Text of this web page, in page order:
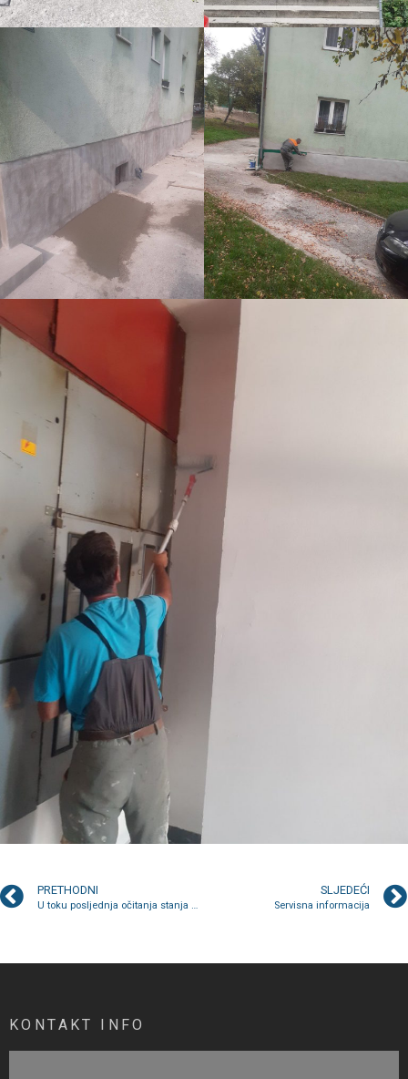
PRETHODNI
U toku posljednja očitanja stanja na mjerilima u ovoj godini
SLJEDEĆI
Servisna informacija
KONTAKT INFO